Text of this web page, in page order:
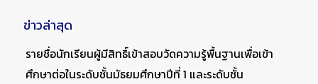
ข่าวล่าสุด
รายชื่อนักเรียนผู้มีสิทธิ์เข้าสอบวัดความรู้พื้นฐานเพื่อเข้า
ศึกษาต่อในระดับชั้นมัธยมศึกษาปีที่ 1 และระดับชั้น